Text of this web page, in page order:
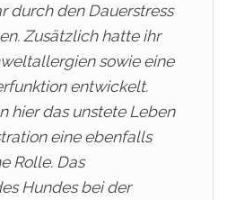
durch den Dauerstress
Zusätzlich hatte ihr
sowie eine
entwickelt.
hier das unstete Leben
eine ebenfalls
Rolle. Das
Hundes bei der